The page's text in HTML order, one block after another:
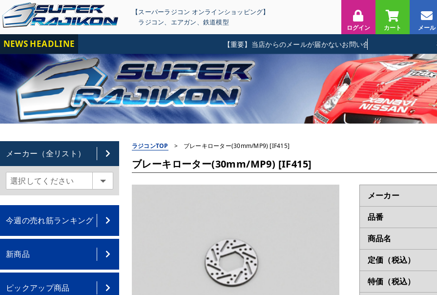
【スーパーラジコン オンラインショッピング】
ラジコン、 エアガン、 鉄道模型
ログイン カート メール
NEWS HEADLINE 【重要】当店からのメールが届かないお問い合わせに関して
メーカー（全リスト）
今週の売れ筋ランキング
新商品
ピックアップ商品
ラジコンTOP > ブレーキローター(30mm/MP9) [IF415]
ブレーキローター(30mm/MP9) [IF415]
メーカー
品番
商品名
定価（税込）
特価（税込）